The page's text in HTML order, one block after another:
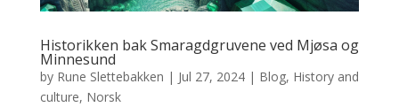
Historikken bak Smaragdgruvene ved Mjøsa og
Minnesund
by Rune Slettebakken | Jul 27, 2024| Blog, History and
culture, Norsk